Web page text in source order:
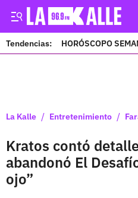
Tendencias: HORÓSCOPO
La Kalle / Entretenimiento /
Kratos contó
abandonó El
ojo”